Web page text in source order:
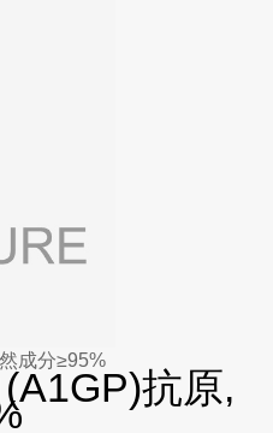
成分≥95%
抗原,